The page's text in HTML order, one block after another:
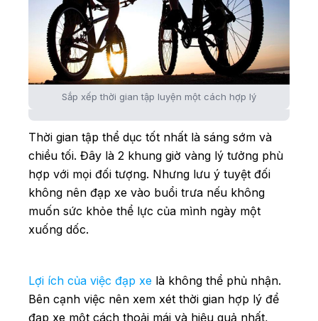
Sắp xếp thời gian tập luyện một cách hợp lý
Thời gian tập thể dục tốt nhất là sáng sớm và
chiều tối. Đây là 2 khung giờ vàng lý tưởng phù
hợp với mọi đối tượng. Nhưng lưu ý tuyệt đối
không nên đạp xe vào buổi trưa nếu không
muốn sức khỏe thể lực của mình ngày một
xuống dốc.
Lợi ích của việc đạp xe là không thể phủ nhận.
Bên cạnh việc nên xem xét thời gian hợp lý để
đạp xe một cách thoải mái và hiệu quả nhất,